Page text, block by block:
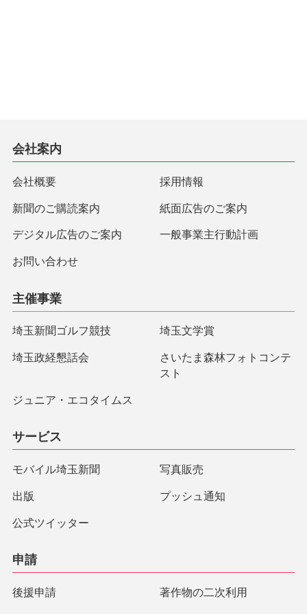
会社案内
会社概要 採用情報
新聞のご購読案内 紙面広告のご案内
デジタル広告のご案内 一般事業主行動計画
お問い合わせ
主催事業
埼玉新聞ゴルフ競技 埼玉文学賞
埼玉政経懇話会
さいたま森林フォトコンテ
スト
ジュニア・エコタイムス
サービス
モバイル埼玉新聞 写真販売
出版 プッシュ通知
公式ツイッター
申請
後援申請 著作物の二次利用